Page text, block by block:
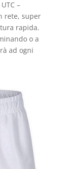
–
rete, super
rapida.
o a
ad ogni